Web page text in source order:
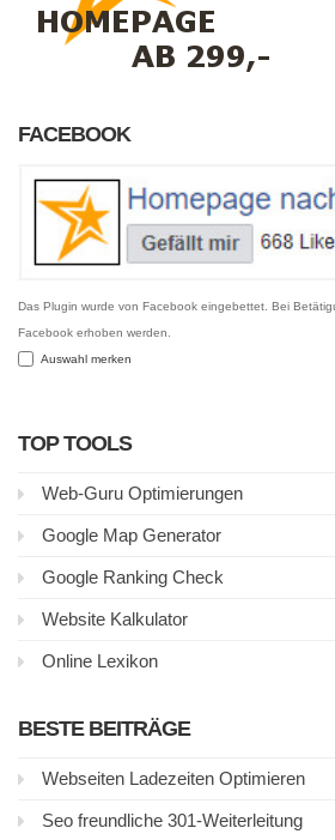
FACEBOOK
Das Plugin wurde von Facebook eingebettet. Bei
Facebook erhoben werden.
Auswahl merken
TOP TOOLS
Web-Guru Optimierungen
Google Map Generator
Google Ranking Check
Website Kalkulator
Online Lexikon
BESTE BEITRÄGE
Webseiten Ladezeiten Optimieren
Seo freundliche 301-Weiterleitung